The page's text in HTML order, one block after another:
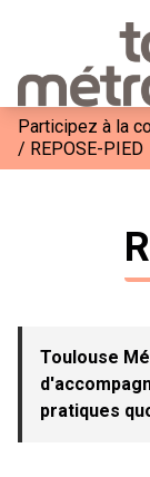
Participez à la
/ REPOSE-PIED
Toulouse
pratiques